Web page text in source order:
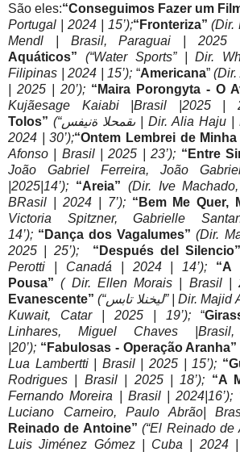
São eles:“Conseguimos Fazer um
Portugal | 2024 | 15’);“Fronteriza” (Dir.
Mendl | Brasil, Paraguai | 2025
Aquáticos”
(“Water Sports” | Dir.
Filipinas | 2024 | 15’); “Americana”
| 2025 | 20’); “Maira Porongyta - O
Kujãesage Kaiabi |Brasil |2025 |
Tolos” (“ىقمحلا ةنيفس | Dir. Alia Haju | Líbano, Alemanha |
2024 | 30’);“Ontem Lembrei de
Afonso | Brasil | 2025 | 23’); “Entre
João Gabriel Ferreira, João
|2025|14’); “Areia” (Dir. Ive
BRasil | 2024 | 7’); “Bem Me Quer,
Victoria Spitzner, Gabrielle
14’); “Dança dos Vagalumes” (Dir.
2025 | 25’);
“Después del Silencio”
Perotti | Canadá | 2024 | 14’); “A
Pousa” ( Dir. Ellen Morais | Brasil |
Evanescente” (“ليخنلا تابس” | Dir. Majid Al-Remaihi | França,
Kuwait, Catar | 2025 | 19’); “
Linhares, Miguel Chaves
|20’); “Fabulosas - Operação
Lua Lambertti | Brasil | 2025 | 15’);
Rodrigues | Brasil | 2025 | 18’); “A
Fernando Moreira | Brasil | 2024|16’);
Luciano Carneiro, Paulo Abrão|
Reinado de Antoine” (“El Reinado de
Luis Jiménez Gómez | Cuba | 2024 |